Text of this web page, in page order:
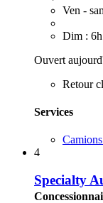
Ven -
Dim :
Ouvert
Retour
Services
4
Specialty